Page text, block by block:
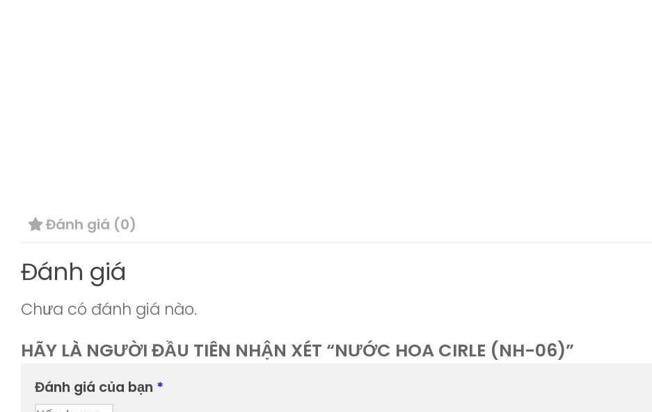
Đánh giá (0)
Đánh giá
Chưa có đánh giá nào.
HÃY LÀ NGƯỜI ĐẦU TIÊN NHẬN XÉT “NƯỚC HOA CIRLE (NH-06)”
Đánh giá của bạn *